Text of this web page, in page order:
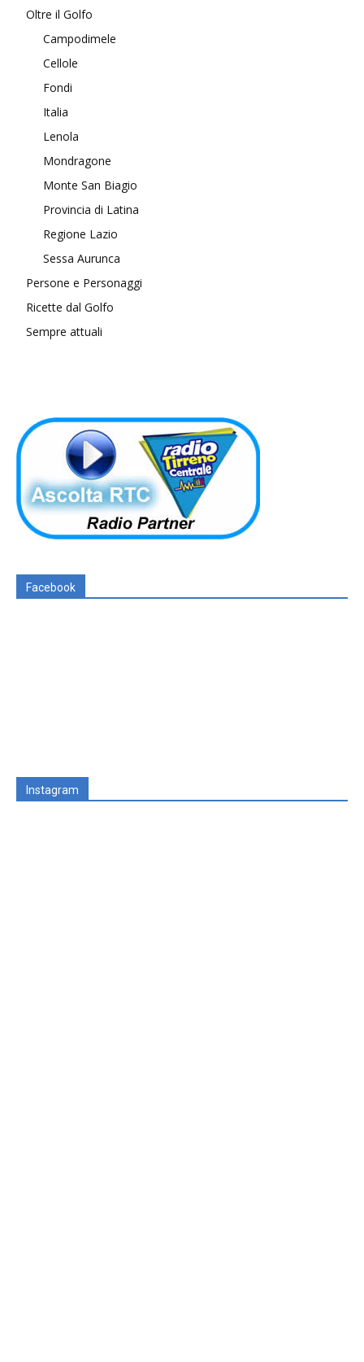
Oltre il Golfo
Campodimele
Cellole
Fondi
Italia
Lenola
Mondragone
Monte San Biagio
Provincia di Latina
Regione Lazio
Sessa Aurunca
Persone e Personaggi
Ricette dal Golfo
Sempre attuali
Facebook
Instagram